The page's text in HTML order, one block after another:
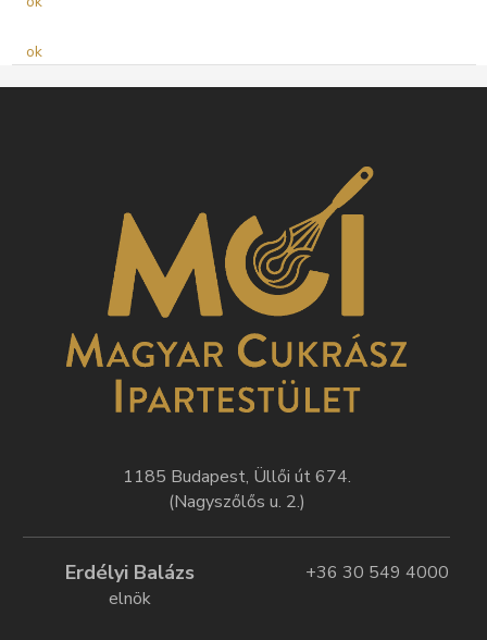
ok
1185 Budapest, Üllői út 674.
(Nagyszőlős u. 2.)
Erdélyi Balázs
elnök
+36 30 549 4000